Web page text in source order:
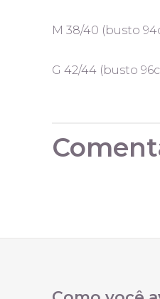
M 38/40 (busto
G 42/44(busto